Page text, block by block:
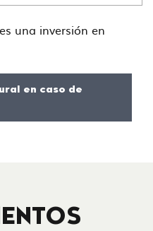
una inversión en
en caso de